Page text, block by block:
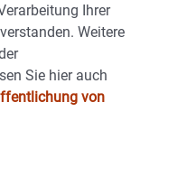
Ihrer
Weitere
Sie hier auch
von